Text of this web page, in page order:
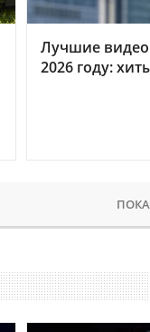
Лучшие
2026 году: